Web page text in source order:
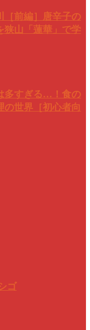
［前編］唐辛子の
狭山「蓮華」で学
多すぎる…！食の
の世界［初心者向
ゴ